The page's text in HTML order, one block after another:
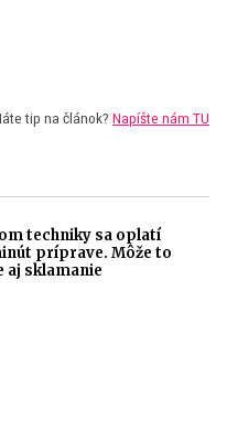
tip na článok? Napíšte nám TU
techniky sa oplatí
príprave. Môže to
aj sklamanie